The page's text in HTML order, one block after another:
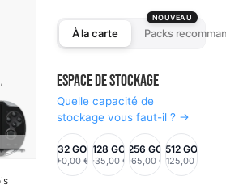
À la carte Packs
NOUVEAU
Espace de stockage
Quelle capacité de
stockage vous faut-il ? →
32 GO
+0,00 €
128 GO
+35,00 €
256 GO
+65,00 €
512 GO
+125,00 €